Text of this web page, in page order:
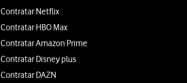
Contratar Netflix
Contratar HBO Max
Contratar Amazon Prime
Contratar Disney plus
Contratar DAZN